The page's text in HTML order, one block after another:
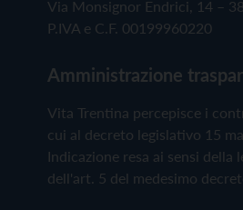
Via Monsignor Endrici, 14 –
P.IVA e C.F. 00199960220
Amministrazione
Vita Trentina percepisce i
cui al decreto legislativo 15
Indicazione resa ai sensi della
dell'art. 5 del medesimo